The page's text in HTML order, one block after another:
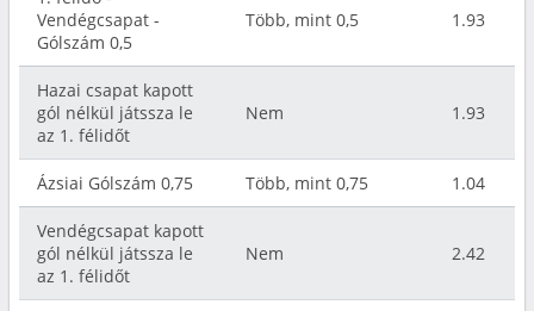
Vendégcsapat -
Gólszám 0,5
Több, mint 0,5 1.93
Hazai csapat kapott
gól nélkül játssza le
az 1. félidőt
Nem 1.93
Ázsiai Gólszám 0,75 Több, mint 0,75 1.04
Vendégcsapat kapott
gól nélkül játssza le
az 1. félidőt
Nem 2.42